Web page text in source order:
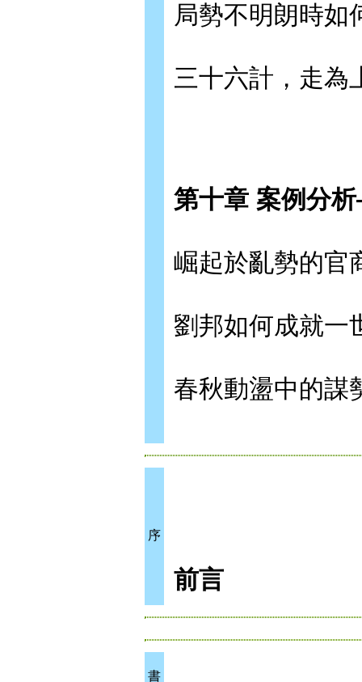
局勢不明朗時如
三十六計，走為
第十章 案例分
崛起於亂勢的官
劉邦如何成就一
春秋動盪中的謀
序
前言
書